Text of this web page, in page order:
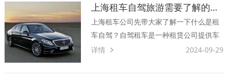
成本，这种在外企中十分流行的管理方
式，正慢慢受到国内···
上海租车自驾旅游需要了解的六大步骤你知道多少呢
上海租车公司先带大家了解一下什么是租
车自驾？自驾租车是一种租赁公司提供车
辆，自己驾车行驶的租车方式。一般可以
价格在200-600元之间，自驾手续非常简
详情 2024-09-29